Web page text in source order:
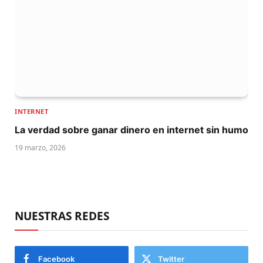
INTERNET
La verdad sobre ganar dinero en internet sin humo
19 marzo, 2026
NUESTRAS REDES
Facebook Twitter